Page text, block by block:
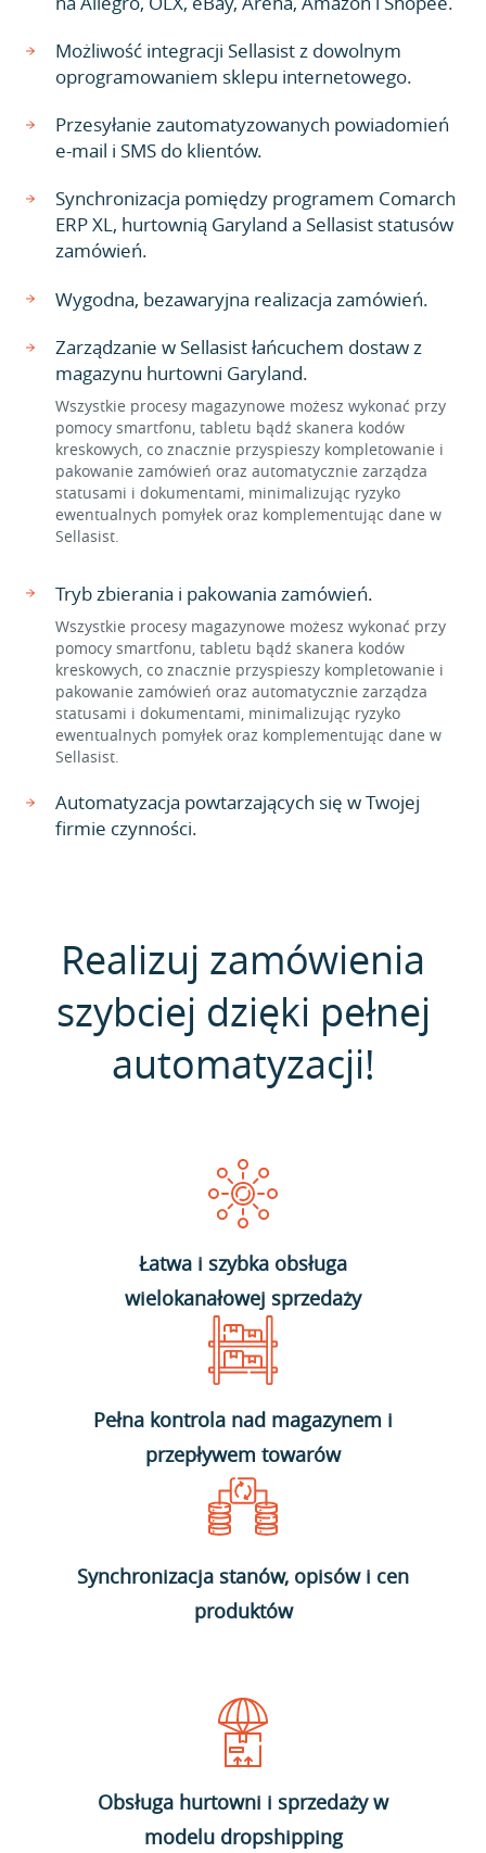
Możliwość integracji Sellasist z dowolnym
oprogramowaniem sklepu internetowego.
Przesyłanie zautomatyzowanych powiadomień
e-mail i SMS do klientów.
Synchronizacja pomiędzy programem Comarch
ERP XL, hurtownią Garyland a Sellasist statusów
zamówień.
Wygodna, bezawaryjna realizacja zamówień.
Zarządzanie w Sellasist łańcuchem dostaw z
magazynu hurtowni Garyland.
Wszystkie procesy magazynowe możesz wykonać przy
pomocy smartfonu, tabletu bądź skanera kodów
kreskowych, co znacznie przyspieszy kompletowanie i
pakowanie zamówień oraz automatycznie zarządza
statusami i dokumentami, minimalizując ryzyko
ewentualnych pomyłek oraz komplementując dane w
Sellasist.
Tryb zbierania i pakowania zamówień.
Wszystkie procesy magazynowe możesz wykonać przy
pomocy smartfonu, tabletu bądź skanera kodów
kreskowych, co znacznie przyspieszy kompletowanie i
pakowanie zamówień oraz automatycznie zarządza
statusami i dokumentami, minimalizując ryzyko
ewentualnych pomyłek oraz komplementując dane w
Sellasist.
Automatyzacja powtarzających się w Twojej
firmie czynności.
Realizuj zamówienia
szybciej dzięki pełnej
automatyzacji!
Łatwa i szybka obsługa
wielokanałowej sprzedaży
Pełna kontrola nad magazynem i
przepływem towarów
Synchronizacja stanów, opisów i cen
produktów
Obsługa hurtowni i sprzedaży w
modelu dropshipping